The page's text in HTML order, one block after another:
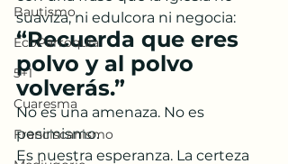
Bautismo
EcoParroquia
5+1
Cuaresma
Franciscanismo
suaviza, ni edulcora ni negocia:
“Recuerda que eres
polvo y al polvo
volverás.”
No es una amenaza. No es
pesimismo.
Es nuestra esperanza. La certeza